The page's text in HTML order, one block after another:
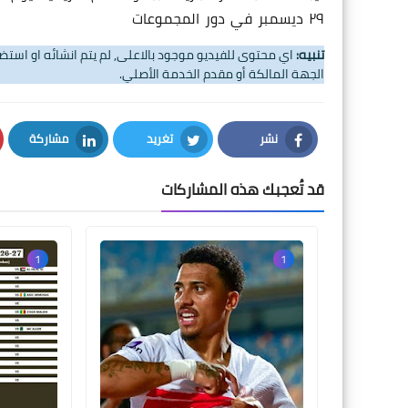
٢٩ ديسمبر في دور المجموعات
تنبيه:اي محتوى للفيديو موجود بالاعلى, لم يتم انشائه او
الجهة المالكة أو مقدم الخدمة الأصلي.
نشر
Facebook
تغريد
Twitter
مشاركة
LinkedIn
قد تُعجبك هذه المشاركات
1
1